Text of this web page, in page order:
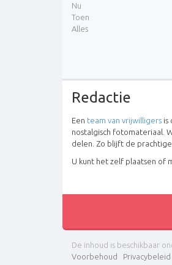
Nu
Toen
Alles
Redactie
Een team van vrijwilligers is
nostalgisch fotomateriaal.
delen. Zo blijft de
U kunt het zelf plaatsen of
De inhoud is beschikbaar
Voorbehoud
Privacybeleid